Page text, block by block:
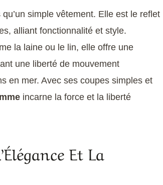
simple vêtement. Elle est le reflet
alliant fonctionnalité et style.
la laine ou le lin, elle offre une
une liberté de mouvement
en mer. Avec ses coupes simples et
incarne la force et la liberté
Et La